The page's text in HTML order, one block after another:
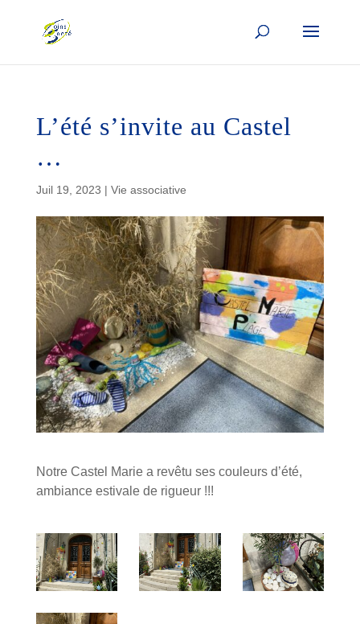
L’été s’invite au Castel
…
Juil 19, 2023 | Vie associative
Notre Castel Marie a revêtu ses couleurs d’été,
ambiance estivale de rigueur !!!